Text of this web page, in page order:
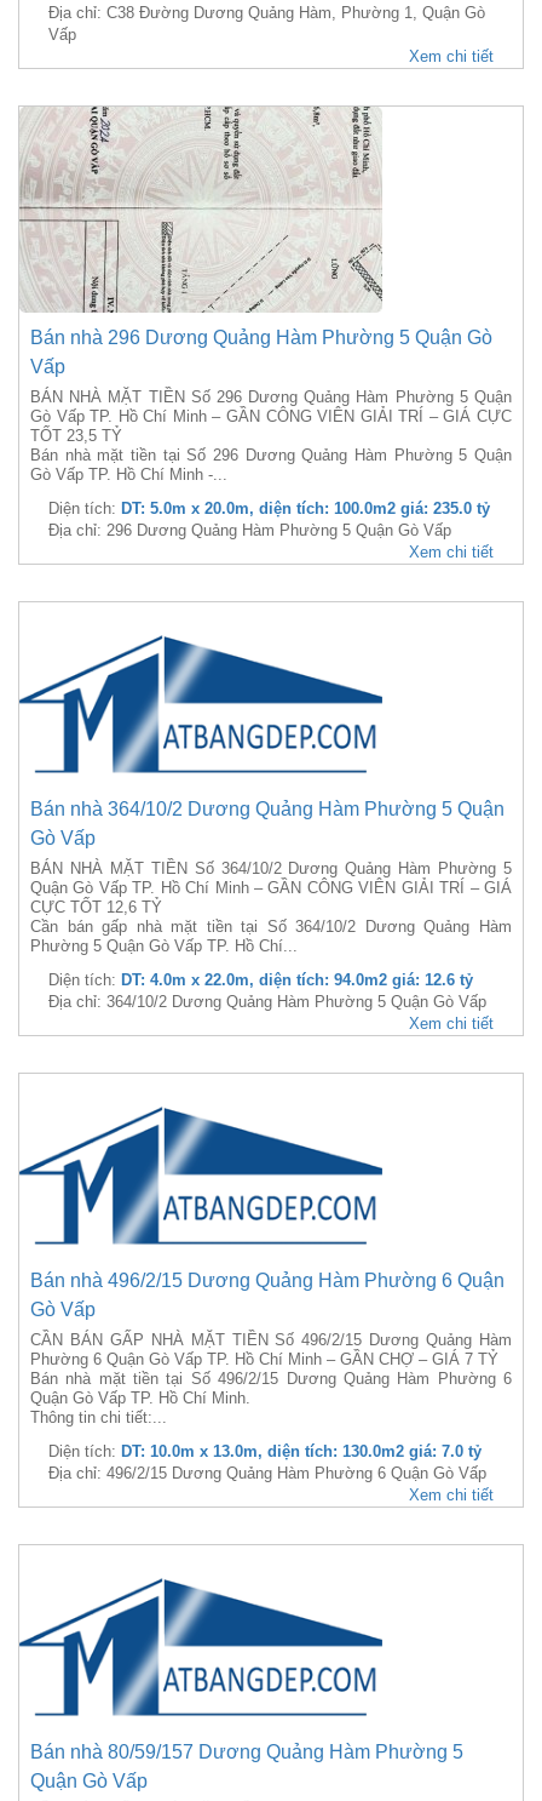
Địa chỉ: C38 Đường Dương Quảng Hàm, Phường 1, Quận Gò
Vấp
Xem chi tiết
Bán nhà 296 Dương Quảng Hàm Phường 5 Quận Gò
Vấp
BÁN NHÀ MẶT TIỀN Số 296 Dương Quảng Hàm Phường 5 Quận
Gò Vấp TP. Hồ Chí Minh – GẦN CÔNG VIÊN GIẢI TRÍ – GIÁ CỰC
TỐT 23,5 TỶ
Bán nhà mặt tiền tại Số 296 Dương Quảng Hàm Phường 5 Quận
Gò Vấp TP. Hồ Chí Minh -...
Diện tích: DT: 5.0m x 20.0m, diện tích: 100.0m2 giá: 235.0 tỷ
Địa chỉ: 296 Dương Quảng Hàm Phường 5 Quận Gò Vấp
Xem chi tiết
Bán nhà 364/10/2 Dương Quảng Hàm Phường 5 Quận
Gò Vấp
BÁN NHÀ MẶT TIỀN Số 364/10/2 Dương Quảng Hàm Phường 5
Quận Gò Vấp TP. Hồ Chí Minh – GẦN CÔNG VIÊN GIẢI TRÍ – GIÁ
CỰC TỐT 12,6 TỶ
Cần bán gấp nhà mặt tiền tại Số 364/10/2 Dương Quảng Hàm
Phường 5 Quận Gò Vấp TP. Hồ Chí...
Diện tích: DT: 4.0m x 22.0m, diện tích: 94.0m2 giá: 12.6 tỷ
Địa chỉ: 364/10/2 Dương Quảng Hàm Phường 5 Quận Gò Vấp
Xem chi tiết
Bán nhà 496/2/15 Dương Quảng Hàm Phường 6 Quận
Gò Vấp
CẦN BÁN GẤP NHÀ MẶT TIỀN Số 496/2/15 Dương Quảng Hàm
Phường 6 Quận Gò Vấp TP. Hồ Chí Minh – GẦN CHỢ – GIÁ 7 TỶ
Bán nhà mặt tiền tại Số 496/2/15 Dương Quảng Hàm Phường 6
Quận Gò Vấp TP. Hồ Chí Minh.
Thông tin chi tiết:...
Diện tích: DT: 10.0m x 13.0m, diện tích: 130.0m2 giá: 7.0 tỷ
Địa chỉ: 496/2/15 Dương Quảng Hàm Phường 6 Quận Gò Vấp
Xem chi tiết
Bán nhà 80/59/157 Dương Quảng Hàm Phường 5
Quận Gò Vấp